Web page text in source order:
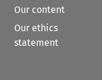
Our content
Our ethics
statement